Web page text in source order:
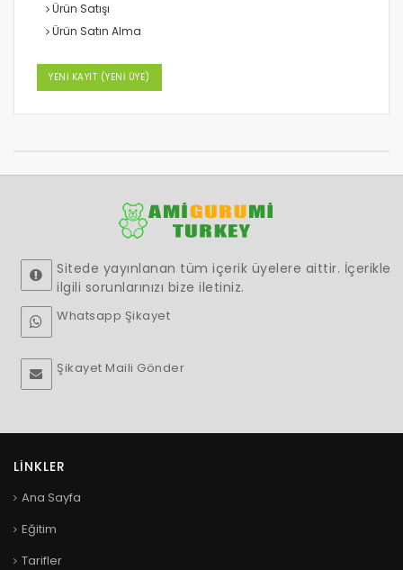
Ürün Satışı
Ürün Satın Alma
YENİ KAYIT (YENİ ÜYE)
Sitede yayınlanan tüm içerik üyelere aittir. İçerikle
ilgili sorunlarınızı bize iletiniz.
Whatsapp Şikayet
Şikayet Maili Gönder
LINKLER
Ana Sayfa
Eğitim
Tarifler